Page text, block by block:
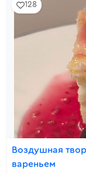
128
Воздушная
вареньем